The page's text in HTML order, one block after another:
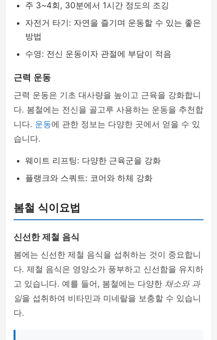
주 3~4회, 30분에서 1시간 정도의 조깅
자전거 타기: 자연을 즐기며 운동할 수 있는 좋은
방법
수영: 전신 운동이자 관절에 부담이 적음
근력 운동
근력 운동은 기초 대사량을 높이고 근육을 강화합니
다. 봄철에는 전신을 골고루 사용하는 운동을 추천합
니다. 운동에 관한 정보는 다양한 곳에서 얻을 수 있
습니다.
웨이트 리프팅: 다양한 근육군을 강화
플랭크와 스쿼트: 코어와 하체 강화
봄철 식이요법
신선한 제철 음식
봄에는 신선한 제철 음식을 섭취하는 것이 중요합니
다. 제철 음식은 영양소가 풍부하고 신선함을 유지하
고 있습니다. 예를 들어, 봄철에는 다양한 채소와 과
일을 섭취하여 비타민과 미네랄을 보충할 수 있습니
다.